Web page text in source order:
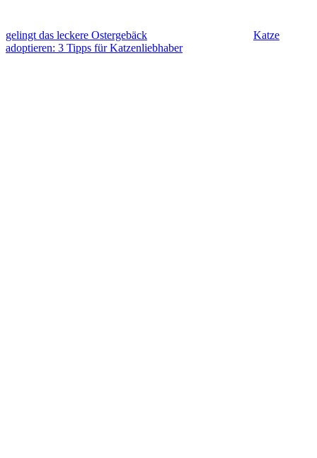
gelingt das leckere Ostergebäck
Katze
adoptieren: 3 Tipps für Katzenliebhaber